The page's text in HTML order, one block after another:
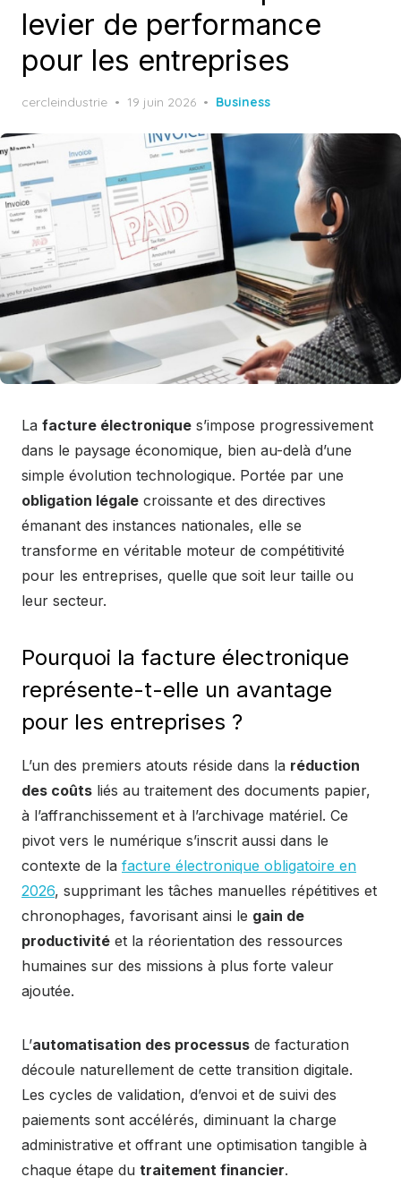
levier de performance
pour les entreprises
cercleindustrie
Posted
19 juin 2026 Business
La facture électronique s’impose progressivement
dans le paysage économique, bien au-delà d’une
simple évolution technologique. Portée par une
obligation légale croissante et des directives
émanant des instances nationales, elle se
transforme en véritable moteur de compétitivité
pour les entreprises, quelle que soit leur taille ou
leur secteur.
Pourquoi la facture électronique
représente-t-elle un avantage
pour les entreprises ?
L’un des premiers atouts réside dans la réduction
des coûts liés au traitement des documents papier,
à l’affranchissement et à l’archivage matériel. Ce
pivot vers le numérique s’inscrit aussi dans le
contexte de la facture électronique obligatoire en
2026, supprimant les tâches manuelles répétitives et
chronophages, favorisant ainsi le gain de
productivité et la réorientation des ressources
humaines sur des missions à plus forte valeur
ajoutée.
L’automatisation des processus de facturation
découle naturellement de cette transition digitale.
Les cycles de validation, d’envoi et de suivi des
paiements sont accélérés, diminuant la charge
administrative et offrant une optimisation tangible à
chaque étape du traitement financier.